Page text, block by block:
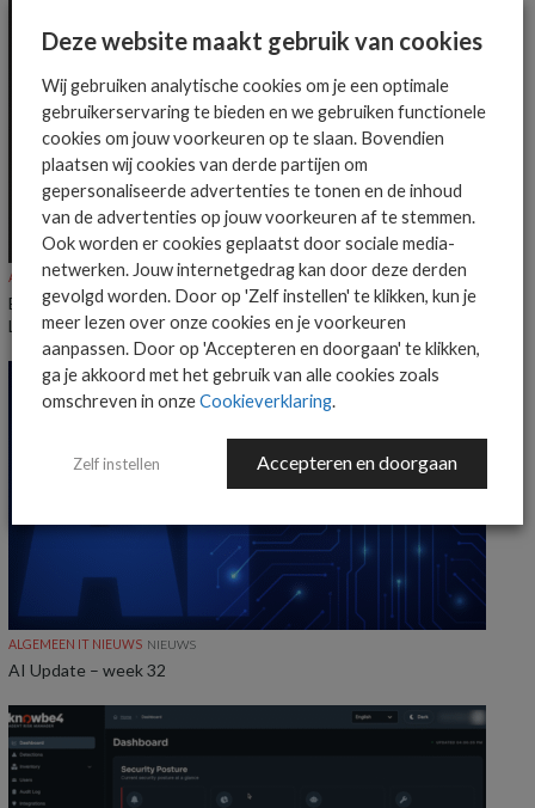
ALGEMEEN IT NIEUWS NIEUWS
Everpure benoemt Craig Robertson tot Head of Partners EMEA en
LatAm
ALGEMEEN IT NIEUWS NIEUWS
AI Update – week 32
Deze website maakt gebruik van cookies
Wij gebruiken analytische cookies om je een optimale
gebruikerservaring te bieden en we gebruiken functionele
cookies om jouw voorkeuren op te slaan. Bovendien
plaatsen wij cookies van derde partijen om
gepersonaliseerde advertenties te tonen en de inhoud
van de advertenties op jouw voorkeuren af te stemmen.
Ook worden er cookies geplaatst door sociale media-
netwerken. Jouw internetgedrag kan door deze derden
gevolgd worden. Door op 'Zelf instellen' te klikken, kun je
meer lezen over onze cookies en je voorkeuren
aanpassen. Door op 'Accepteren en doorgaan' te klikken,
ga je akkoord met het gebruik van alle cookies zoals
omschreven in onzeCookieverklaring.
Zelf instellen Accepteren en doorgaan